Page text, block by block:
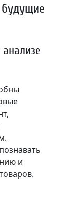
будущие
анализе
и